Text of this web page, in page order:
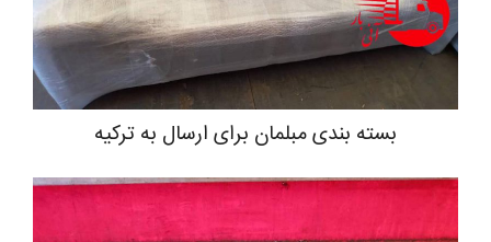
بسته بندی مبلمان برای ارسال به ترکیه